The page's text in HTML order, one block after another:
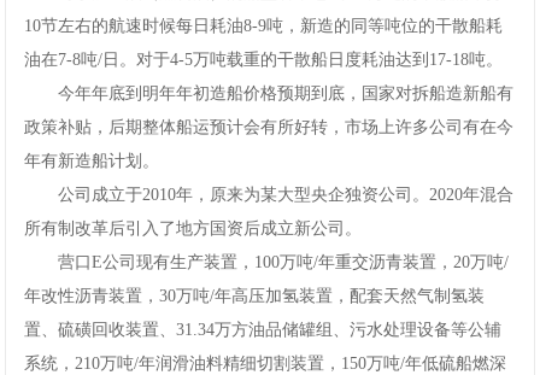
10节左右的航速时候每日耗油8-9吨，新造的同等吨位的干散船耗
油在7-8吨/日。对于4-5万吨载重的干散船日度耗油达到17-18吨。
今年年底到明年年初造船价格预期到底，国家对拆船造新船有
政策补贴，后期整体船运预计会有所好转，市场上许多公司有在今
年有新造船计划。
公司成立于2010年，原来为某大型央企独资公司。2020年混合
所有制改革后引入了地方国资后成立新公司。
营口E公司现有生产装置，100万吨/年重交沥青装置，20万吨/
年改性沥青装置，30万吨/年高压加氢装置，配套天然气制氢装
置、硫磺回收装置、31.34万方油品储罐组、污水处理设备等公辅
系统，210万吨/年润滑油料精细切割装置，150万吨/年低硫船燃深